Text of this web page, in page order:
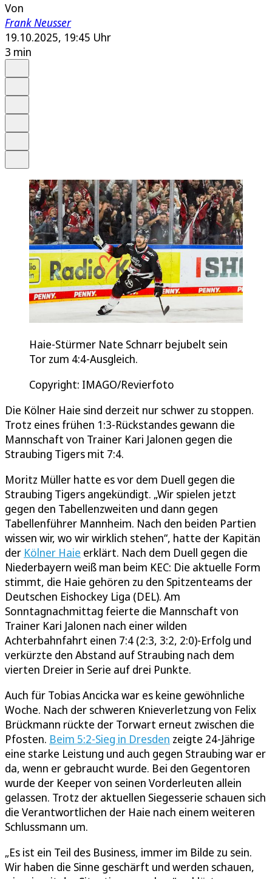
Von
Frank Neusser
19.10.2025, 19:45 Uhr
3 min
Haie-Stürmer Nate Schnarr bejubelt sein
Tor zum 4:4-Ausgleich.
Copyright: IMAGO/Revierfoto
Die Kölner Haie sind derzeit nur schwer zu stoppen.
Trotz eines frühen 1:3-Rückstandes gewann die
Mannschaft von Trainer Kari Jalonen gegen die
Straubing Tigers mit 7:4.
Moritz Müller hatte es vor dem Duell gegen die
Straubing Tigers angekündigt. „Wir spielen jetzt
gegen den Tabellenzweiten und dann gegen
Tabellenführer Mannheim. Nach den beiden Partien
wissen wir, wo wir wirklich stehen“, hatte der Kapitän
der Kölner Haie erklärt. Nach dem Duell gegen die
Niederbayern weiß man beim KEC: Die aktuelle Form
stimmt, die Haie gehören zu den Spitzenteams der
Deutschen Eishockey Liga (DEL). Am
Sonntagnachmittag feierte die Mannschaft von
Trainer Kari Jalonen nach einer wilden
Achterbahnfahrt einen 7:4 (2:3, 3:2, 2:0)-Erfolg und
verkürzte den Abstand auf Straubing nach dem
vierten Dreier in Serie auf drei Punkte.
Auch für Tobias Ancicka war es keine gewöhnliche
Woche. Nach der schweren Knieverletzung von Felix
Brückmann rückte der Torwart erneut zwischen die
Pfosten. Beim 5:2-Sieg in Dresden zeigte 24-Jährige
eine starke Leistung und auch gegen Straubing war er
da, wenn er gebraucht wurde. Bei den Gegentoren
wurde der Keeper von seinen Vorderleuten allein
gelassen. Trotz der aktuellen Siegesserie schauen sich
die Verantwortlichen der Haie nach einem weiteren
Schlussmann um.
„Es ist ein Teil des Business, immer im Bilde zu sein.
Wir haben die Sinne geschärft und werden schauen,